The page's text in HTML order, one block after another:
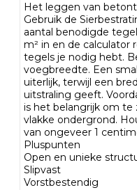
Het leggen van
Gebruik de
aantal benodigde
m² in en de calculator
tegels je nodig hebt.
voegbreedte. Een
uiterlijk, terwijl een
uitstraling geeft.
is het belangrijk om te
vlakke ondergrond.
van ongeveer 1
Pluspunten
Open en unieke
Slipvast
Vorstbestendig